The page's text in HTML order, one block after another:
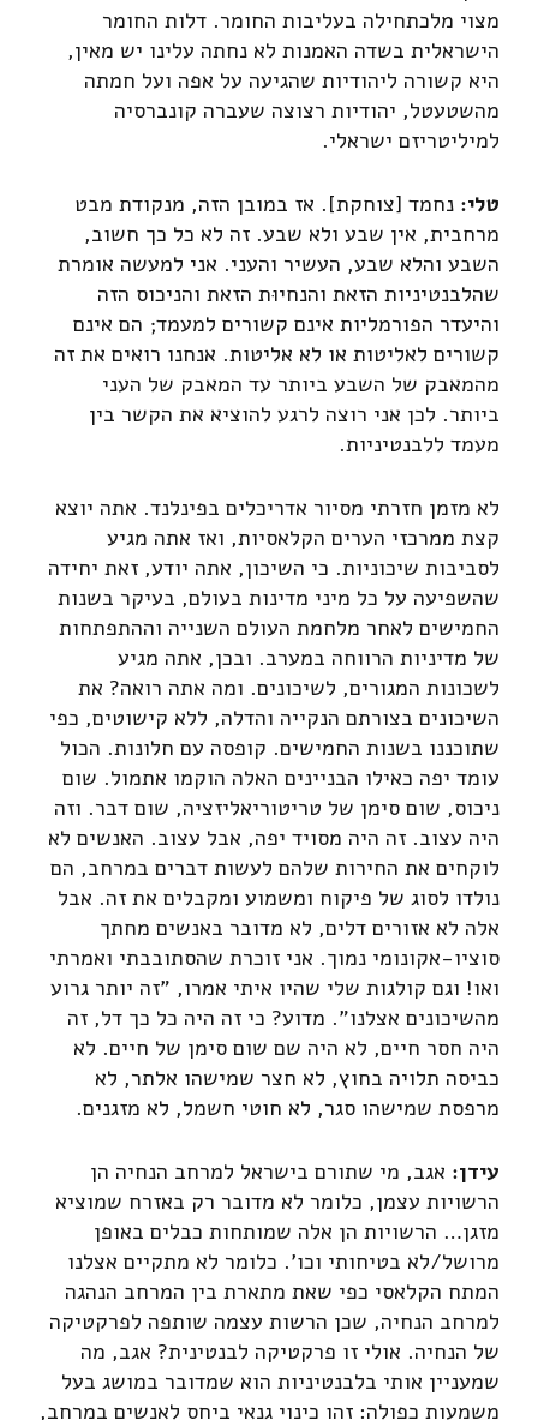
מצוי מלכתחילה בעליבות החומר. דלות החומר
הישראלית בשדה האמנות לא נחתה עלינו יש מאין,
היא קשורה ליהודיות שהגיעה על אפה ועל חמתה
מהשטעטל, יהודיות רצוצה שעברה קונברסיה
למיליטריזם ישראלי.
טלי: נחמד [צוחקת]. אז במובן הזה, מנקודת מבט
מרחבית, אין שבע ולא שבע. זה לא כל כך חשוב,
השבע והלא שבע, העשיר והעני. אני למעשה אומרת
שהלבנטיניות הזאת והנחיוּת הזאת והניכוס הזה
והיעדר הפורמליות אינם קשורים למעמד; הם אינם
קשורים לאליטות או לא אליטות. אנחנו רואים את זה
מהמאבק של השבע ביותר עד המאבק של העני
ביותר. לכן אני רוצה לרגע להוציא את הקשר בין
מעמד ללבנטיניות.
לא מזמן חזרתי מסיור אדריכלים בפינלנד. אתה יוצא
קצת ממרכזי הערים הקלאסיות, ואז אתה מגיע
לסביבות שיכוניות. כי השיכון, אתה יודע, זאת יחידה
שהשפיעה על כל מיני מדינות בעולם, בעיקר בשנות
החמישים לאחר מלחמת העולם השנייה וההתפתחות
של מדיניות הרווחה במערב. ובכן, אתה מגיע
לשכונות המגורים, לשיכונים. ומה אתה רואה? את
השיכונים בצורתם הנקייה והדלה, ללא קישוטים, כפי
שתוכננו בשנות החמישים. קופסה עם חלונות. הכול
עומד יפה כאילו הבניינים האלה הוקמו אתמול. שום
ניכוס, שום סימן של טריטוריאליזציה, שום דבר. וזה
היה עצוב. זה היה מסויד יפה, אבל עצוב. האנשים לא
לוקחים את החירות שלהם לעשות דברים במרחב, הם
נולדו לסוג של פיקוח ומשמוע ומקבלים את זה. אבל
אלה לא אזורים דלים, לא מדובר באנשים מחתך
סוציו-אקונומי נמוך. אני זוכרת שהסתובבתי ואמרתי
ואו! וגם קולגות שלי שהיו איתי אמרו, "זה יותר גרוע
מהשיכונים אצלנו". מדוע? כי זה היה כל כך דל, זה
היה חסר חיים, לא היה שם שום סימן של חיים. לא
כביסה תלויה בחוץ, לא חצר שמישהו אלתר, לא
מרפסת שמישהו סגר, לא חוטי חשמל, לא מזגנים.
עידן: אגב, מי שתורם בישראל למרחב הנחיה הן
הרשויות עצמן, כלומר לא מדובר רק באזרח שמוציא
מזגן… הרשויות הן אלה שמותחות כבלים באופן
מרושל/לא בטיחותי וכו'. כלומר לא מתקיים אצלנו
המתח הקלאסי כפי שאת מתארת בין המרחב הנהגה
למרחב הנחיה, שכן הרשות עצמה שותפה לפרקטיקה
של הנחיה. אולי זו פרקטיקה לבנטינית? אגב, מה
שמעניין אותי בלבנטיניות הוא שמדובר במושג בעל
משמעות כפולה: זהו כינוי גנאי ביחס לאנשים במרחב,